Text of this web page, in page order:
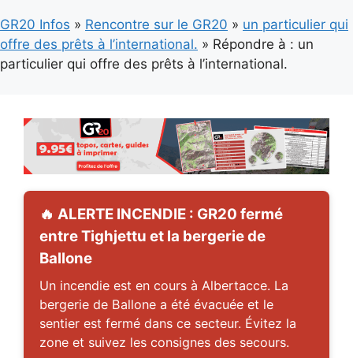
GR20 Infos » Rencontre sur le GR20 » un particulier qui
offre des prêts à l’international. » Répondre à : un
particulier qui offre des prêts à l’international.
🔥 ALERTE INCENDIE : GR20 fermé
entre Tighjettu et la bergerie de
Ballone
Un incendie est en cours à Albertacce. La
bergerie de Ballone a été évacuée et le
sentier est fermé dans ce secteur. Évitez la
zone et suivez les consignes des secours.